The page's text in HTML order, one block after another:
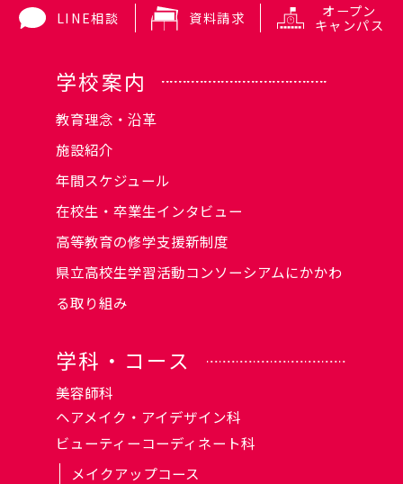
LINE相談 資料請求 オープン
キャンパス
学校案内
教育理念・沿革
施設紹介
年間スケジュール
在校生・卒業生インタビュー
高等教育の修学支援新制度
県立高校生学習活動コンソーシアムにかかわ
る取り組み
学科・コース
美容師科
ヘアメイク・アイデザイン科
ビューティーコーディネート科
メイクアップコース